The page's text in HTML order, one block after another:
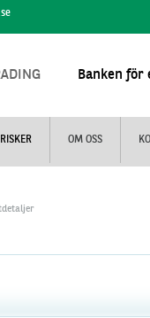
Banken
RISKER OM OSS